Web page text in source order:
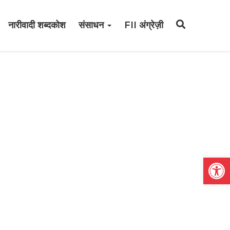
नारीवादी शब्दकोश संसाधन FII अंग्रेज़ी